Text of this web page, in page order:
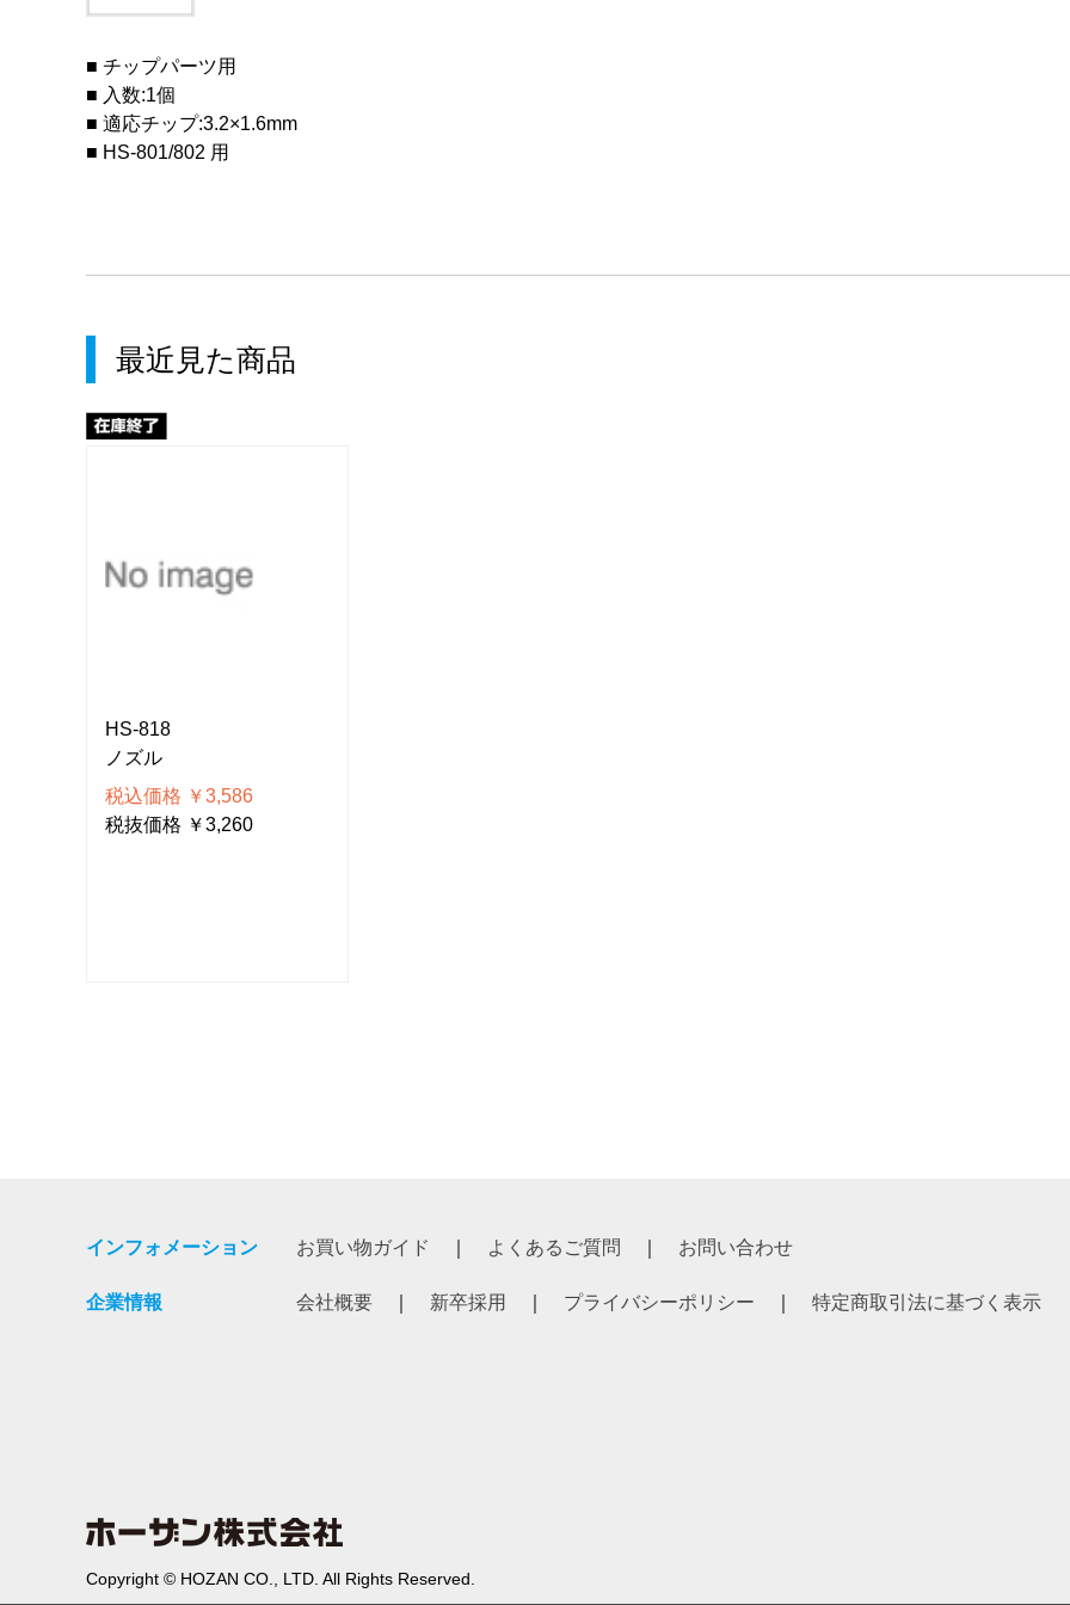
■ チップパーツ用
■ 入数:1個
■ 適応チップ:3.2×1.6mm
■ HS-801/802 用
最近見た商品
HS-818
ノズル
税込価格 ￥3,586
税抜価格 ￥3,260
インフォメーション お買い物ガイド よくあるご質問 お問い合わせ
企業情報 会社概要 新卒採用 プライバシーポリシー 特定商取引法に基づく表示
Copyright © HOZAN CO., LTD. All Rights Reserved.